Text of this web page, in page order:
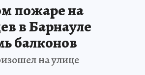
пожаре на
в Барнауле
балконов
на улице